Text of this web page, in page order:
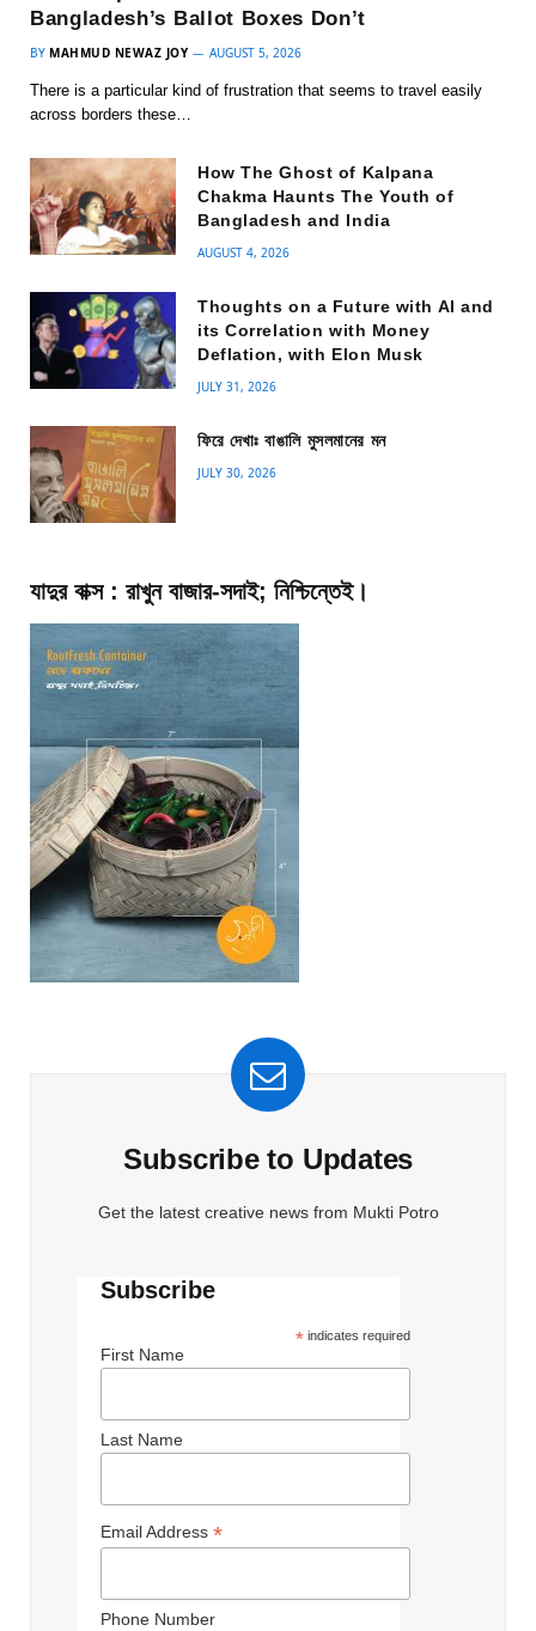
Bangladesh’s Ballot Boxes Don’t
BY MAHMUD NEWAZ JOY AUGUST 5, 2026
There is a particular kind of frustration that seems to travel easily
across borders these…
How The Ghost of Kalpana
Chakma Haunts The Youth of
Bangladesh and India
AUGUST 4, 2026
Thoughts on a Future with AI and
its Correlation with Money
Deflation, with Elon Musk
JULY 31, 2026
ফিরে দেখাঃ বাঙালি মুসলমানের মন
JULY 30, 2026
যাদুর বাক্স : রাখুন বাজার-সদাই; নিশ্চিন্তেই।
Subscribe to Updates
Get the latest creative news from Mukti Potro
Subscribe
* indicates required
First Name
Last Name
Email Address *
Phone Number